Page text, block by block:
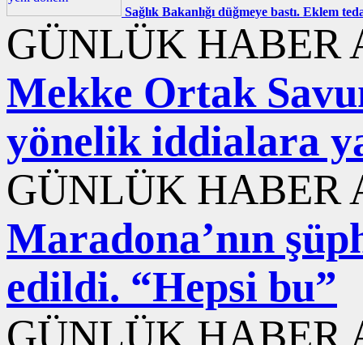
Sağlık Bakanlığı düğmeye bastı. Eklem
GÜNLÜK HABER
Mekke Ortak
yönelik iddialara
GÜNLÜK HABER
Maradona’nın
edildi. “Hepsi bu”
GÜNLÜK HABER